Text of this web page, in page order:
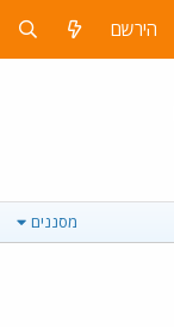
הירשם
מסננים